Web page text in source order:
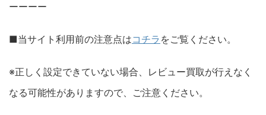
ーーーー
■当サイト利用前の注意点はコチラ をご覧ください。
※正しく設定できていない場合、レビュー買取が行えなく
なる可能性がありますので、ご注意ください。